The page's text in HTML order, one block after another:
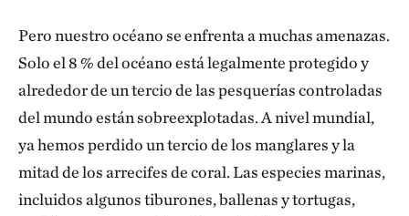
Pero nuestro océano se enfrenta a muchas amenazas.
Solo el 8 % del océano está legalmente protegido y
alrededor de un tercio de las pesquerías controladas
del mundo están sobreexplotadas. A nivel mundial,
ya hemos perdido un tercio de los manglares y la
mitad de los arrecifes de coral. Las especies marinas,
incluidos algunos tiburones, ballenas y tortugas,